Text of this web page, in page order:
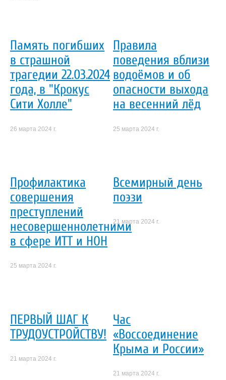
Память погибших
в страшной
трагедии 22.03.2024
года, в "Крокус
Сити Холле"
26 марта 2024 г.
Правила
поведения вблизи
водоёмов и об
опасности выхода
на весенний лёд
25 марта 2024 г.
Профилактика
совершения
преступлений
несовершеннолетними
в сфере ИТТ и НОН
25 марта 2024 г.
Всемирный день
поэзи
21 марта 2024 г.
ПЕРВЫЙ ШАГ К
ТРУДОУСТРОЙСТВУ!
21 марта 2024 г.
Час
«Воссоединение
Крыма и России»
21 марта 2024 г.